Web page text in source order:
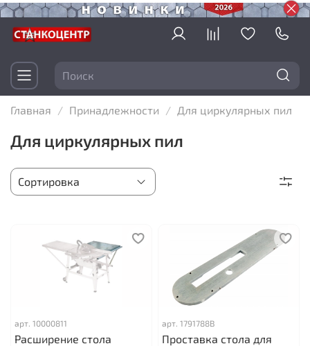
Главная Принадлежности Для циркулярных пил
Для циркулярных пил
арт. 10000811
Расширение стола
арт. 1791788B
Проставка стола для